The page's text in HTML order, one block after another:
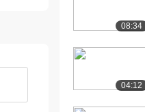
08:34
04:12